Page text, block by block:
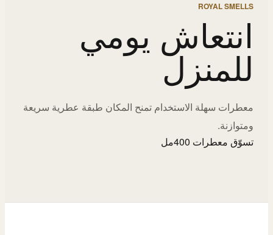
ROYAL SMELLS
انتعاش يومي
للمنزل
معطرات سهلة الاستخدام تمنح المكان طبقة عطرية سريعة
ومتوازنة.
تسوّق معطرات 400مل